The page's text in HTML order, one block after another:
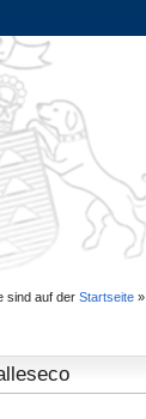
sind auf der Startseite»